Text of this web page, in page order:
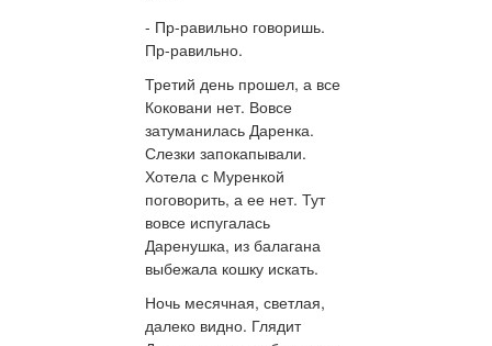
- Пр-равильно говоришь.
Пр-равильно.
Третий день прошел, а все
Коковани нет. Вовсе
затуманилась Даренка.
Слезки запокапывали.
Хотела с Муренкой
поговорить, а ее нет. Тут
вовсе испугалась
Даренушка, из балагана
выбежала кошку искать.
Ночь месячная, светлая,
далеко видно. Глядит